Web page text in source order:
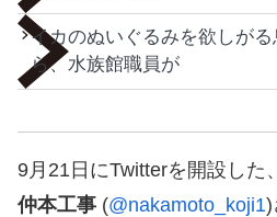
イカのぬいぐるみを欲しが
ら、水族館職員が
9月21日にTwitterを開設した
仲本工事 (@nakamoto_koji1)